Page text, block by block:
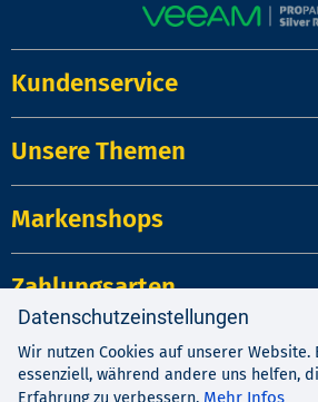
Kundenservice
Unsere Themen
Markenshops
Zahlungsarten
Impressum| Kontakt|
|
Datenschutzeinstellungen
Wir nutzen Cookies auf unserer Website.
essenziell, während andere uns helfen,
Erfahrung zu verbessern. Mehr Infos